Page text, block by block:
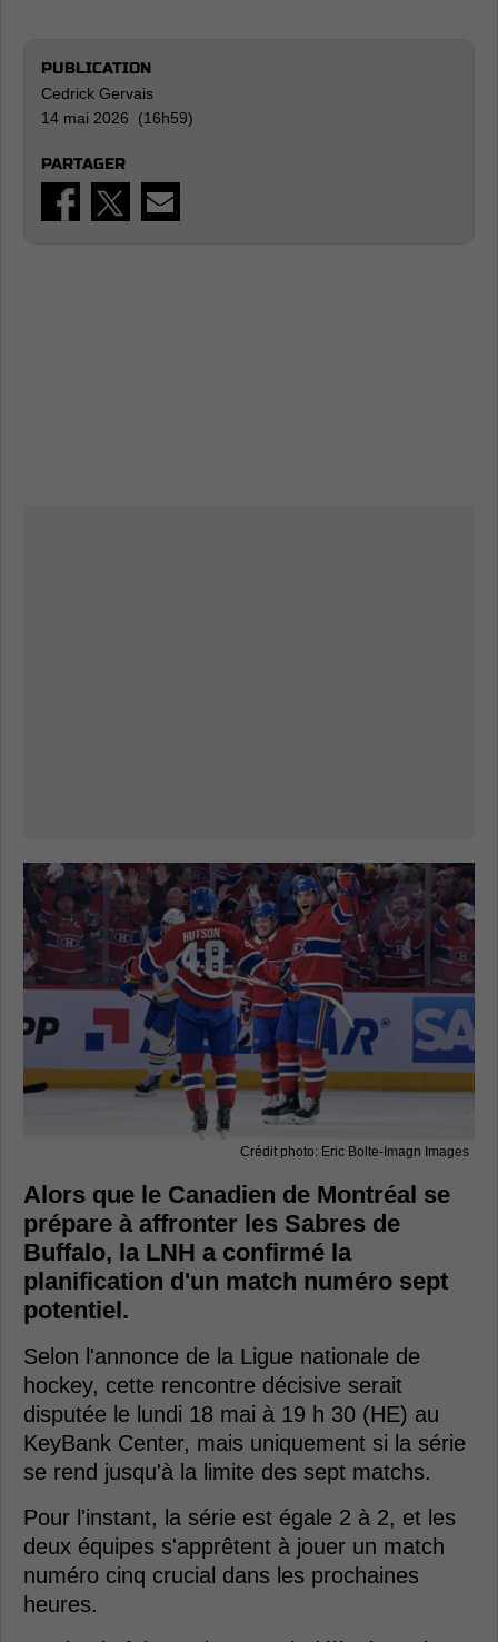
PUBLICATION
Cedrick Gervais
14 mai 2026 (16h59)
PARTAGER
Crédit photo: Eric Bolte-Imagn Images
Alors que le Canadien de Montréal se
prépare à affronter les Sabres de
Buffalo, la LNH a confirmé la
planification d'un match numéro sept
potentiel.
Selon l'annonce de la Ligue nationale de
hockey, cette rencontre décisive serait
disputée le lundi 18 mai à 19 h 30 (HE) au
KeyBank Center, mais uniquement si la série
se rend jusqu'à la limite des sept matchs.
Pour l'instant, la série est égale 2 à 2, et les
deux équipes s'apprêtent à jouer un match
numéro cinq crucial dans les prochaines
heures.